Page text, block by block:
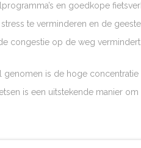
en goedkope
te verminderen en de
congestie op de weg vermindert.
genomen is de hoge
is een uitstekende manier